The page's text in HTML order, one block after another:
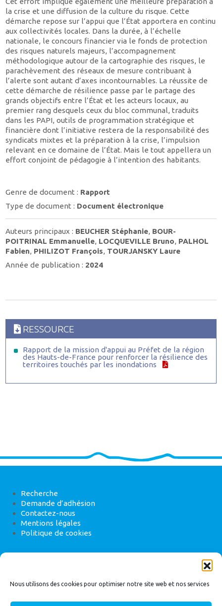
Nous utilisons des cookies pour optimiser notre site web et nos services
la crise et une diffusion de la culture du risque. Cette
démarche repose sur l’appui que l’État apportera en continu
aux collectivités locales. Dans la durée, à l’échelle
nationale, le concours financier via le fonds de protection
des risques naturels majeurs, l’accompagnement
méthodologique autour de la cartographie des risques, le
parachèvement des réseaux de mesure contribuant à
l’alerte sont autant d’axes incontournables. La réussite de
cette démarche de résilience passe par le partage des
grands objectifs entre l’État et les acteurs locaux, au
premier rang desquels ceux du bloc communal, traduits
dans les PAPI, outils de programmation stratégique et
financière dont l’initiative restera de la responsabilité des
syndicats mixtes et la préparation à la crise, l’impulsion
relevant en ce domaine de l’État. Mais le tout appellera un
effort conjoint de pédagogie à l’intention des habitants.
Genre de document : Rapport
Type de document : Document électronique
Auteurs principaux : BEUCHER Stéphanie, BOUR-
POITRINAL Emmanuelle, LOCQUEVILLE Bruno, PALHOL
Fabien, PHILIZOT François, TOURJANSKY Laure
Année de publication : 2024
RESSOURCE
Rapport de la mission d'appui au Préfet de la région
des Hauts-de-France pour renforcer la résilience des
territoires touchés par les inondations
Recherche
Demande d’adhésion
Contactez-nous
Mentions légales
Politique de cookies